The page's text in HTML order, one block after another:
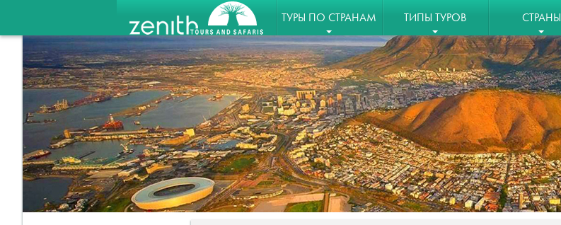
ТУРЫ ПО СТРАНАМ ТИПЫ ТУРОВ СТРАНЫ